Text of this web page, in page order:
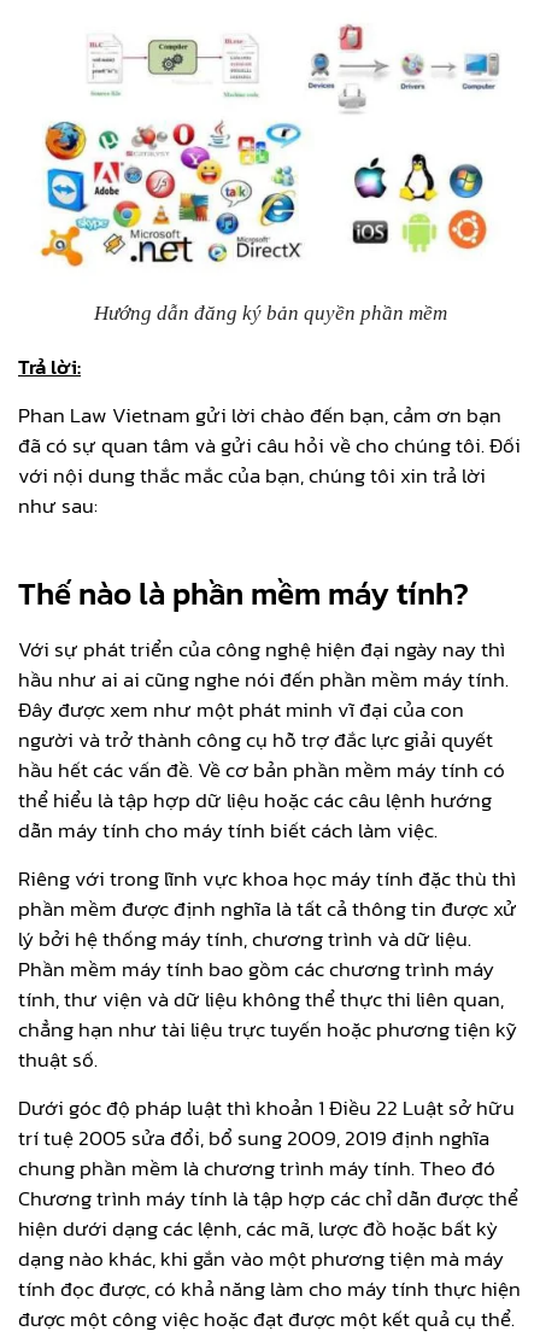
Hướng dẫn đăng ký bản quyền phần mềm
Trả lời:
Phan Law Vietnam gửi lời chào đến bạn, cảm ơn bạn
đã có sự quan tâm và gửi câu hỏi về cho chúng tôi. Đối
với nội dung thắc mắc của bạn, chúng tôi xin trả lời
như sau:
Thế nào là phần mềm máy tính?
Với sự phát triển của công nghệ hiện đại ngày nay thì
hầu như ai ai cũng nghe nói đến phần mềm máy tính.
Đây được xem như một phát minh vĩ đại của con
người và trở thành công cụ hỗ trợ đắc lực giải quyết
hầu hết các vấn đề. Về cơ bản phần mềm máy tính có
thể hiểu là tập hợp dữ liệu hoặc các câu lệnh hướng
dẫn máy tính cho máy tính biết cách làm việc.
Riêng với trong lĩnh vực khoa học máy tính đặc thù thì
phần mềm được định nghĩa là tất cả thông tin được xử
lý bởi hệ thống máy tính, chương trình và dữ liệu.
Phần mềm máy tính bao gồm các chương trình máy
tính, thư viện và dữ liệu không thể thực thi liên quan,
chẳng hạn như tài liệu trực tuyến hoặc phương tiện kỹ
thuật số.
Dưới góc độ pháp luật thì khoản 1 Điều 22 Luật sở hữu
trí tuệ 2005 sửa đổi, bổ sung 2009, 2019 định nghĩa
chung phần mềm là chương trình máy tính. Theo đó
Chương trình máy tính là tập hợp các chỉ dẫn được thể
hiện dưới dạng các lệnh, các mã, lược đồ hoặc bất kỳ
dạng nào khác, khi gắn vào một phương tiện mà máy
tính đọc được, có khả năng làm cho máy tính thực hiện
được một công việc hoặc đạt được một kết quả cụ thể.